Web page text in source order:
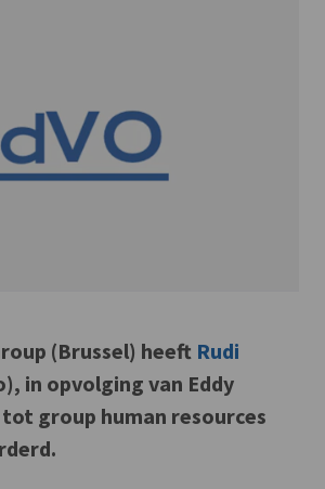
(Brussel) heeft Rudi
in opvolging van Eddy
group human resources